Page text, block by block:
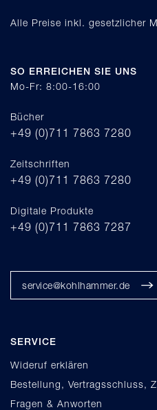
Alle Preise inkl. gesetzlicher
SO ERREICHEN SIE UNS
Mo-Fr: 8:00-16:00
Bücher
+49 (0)711 7863 7280
Zeitschriften
+49 (0)711 7863 7280
Digitale Produkte
+49 (0)711 7863 7287
service@kohlhammer.de
SERVICE
Wideruf erklären
Bestellung, Vertragsschluss,
Fragen & Anworten